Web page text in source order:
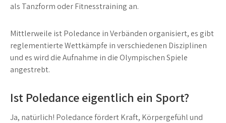
als Tanzform oder Fitnesstraining an.
Mittlerweile ist Poledance in Verbänden organisiert, es gibt
reglementierte Wettkämpfe in verschiedenen Disziplinen
und es wird die Aufnahme in die Olympischen Spiele
angestrebt.
Ist Poledance eigentlich ein Sport?
Ja, natürlich! Poledance fördert Kraft, Körpergefühl und